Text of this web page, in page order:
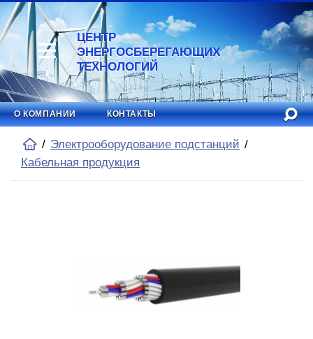
ЦЕНТР
ЭНЕРГОСБЕРЕГАЮЩИХ
ТЕХНОЛОГИЙ
О КОМПАНИИ КОНТАКТЫ
Электрооборудование подстанций
Кабельная продукция